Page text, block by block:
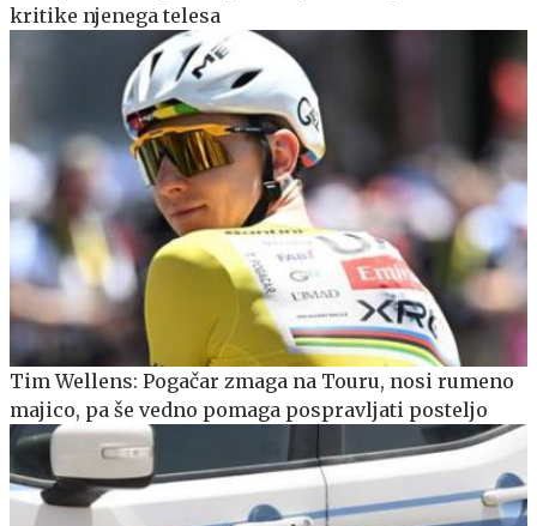
kritike njenega telesa
Tim Wellens: Pogačar zmaga na Touru, nosi rumeno
majico, pa še vedno pomaga pospravljati posteljo